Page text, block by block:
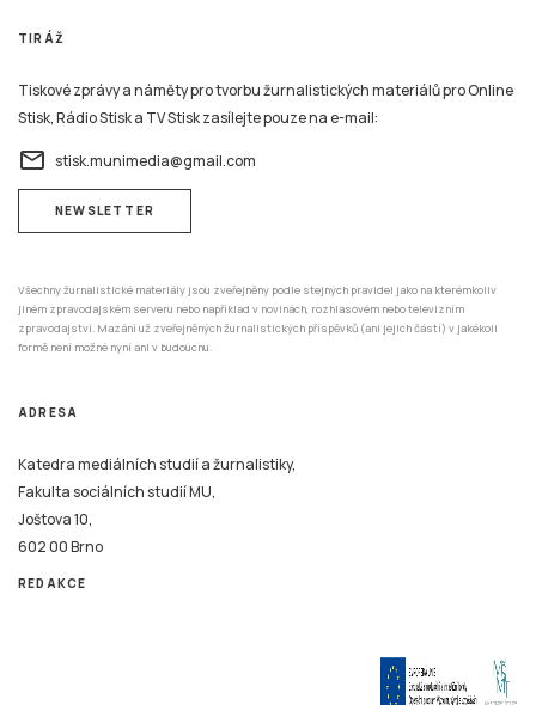
TIRÁŽ
Tiskové zprávy a náměty pro tvorbu žurnalistických materiálů pro Online
Stisk, Rádio Stisk a TV Stisk zasílejte pouze na e-mail:
email stisk.munimedia@gmail.com
NEWSLETTER
Všechny žurnalistické materiály jsou zveřejněny podle stejných pravidel jako na kterémkoliv
jiném zpravodajském serveru nebo například v novinách, rozhlasovém nebo televizním
zpravodajství. Mazání už zveřejněných žurnalistických příspěvků (ani jejich částí) v jakékoli
formě není možné nyní ani v budoucnu.
ADRESA
Katedra mediálních studií a žurnalistiky,
Fakulta sociálních studií MU,
Joštova 10,
602 00 Brno
REDAKCE